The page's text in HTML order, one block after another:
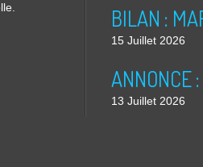
15 Juillet 2026
13 Juillet 2026